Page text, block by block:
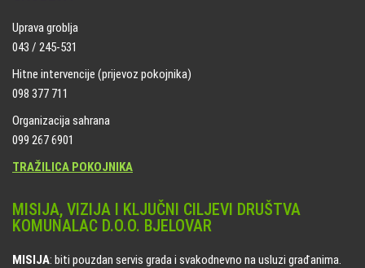
Uprava groblja
043 / 245-531
Hitne intervencije (prijevoz pokojnika)
098 377 711
Organizacija sahrana
099 267 6901
TRAŽILICA POKOJNIKA
MISIJA, VIZIJA I KLJUČNI CILJEVI DRUŠTVA
KOMUNALAC D.O.O. BJELOVAR
MISIJA: biti pouzdan servis grada i svakodnevno na usluzi građanima.